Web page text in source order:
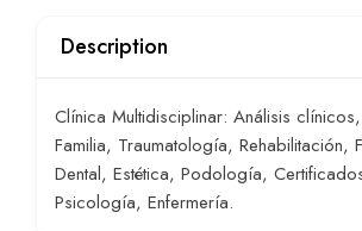
Description
Clínica Multidisciplinar: Análisis
Familia, Traumatología, Rehabilitación,
Dental, Estética, Podología,
Psicología, Enfermería.